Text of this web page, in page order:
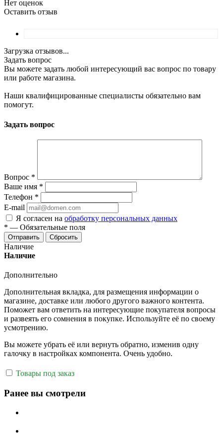
Нет оценок
Оставить отзыв
Загрузка отзывов...
Задать вопрос
Вы можете задать любой интересующий вас вопрос по товару
или работе магазина.
Наши квалифицированные специалисты обязательно вам
помогут.
Задать вопрос
Вопрос *
Ваше имя *
Телефон *
E-mail
Я согласен на обработку персональных данных
* — Обязательные поля
Отправить Сбросить
Наличие
Наличие
Дополнительно
Дополнительная вкладка, для размещения информации о
магазине, доставке или любого другого важного контента.
Поможет вам ответить на интересующие покупателя вопросы
и развеять его сомнения в покупке. Используйте её по своему
усмотрению.
Вы можете убрать её или вернуть обратно, изменив одну
галочку в настройках компонента. Очень удобно.
Товары под заказ
Ранее вы смотрели